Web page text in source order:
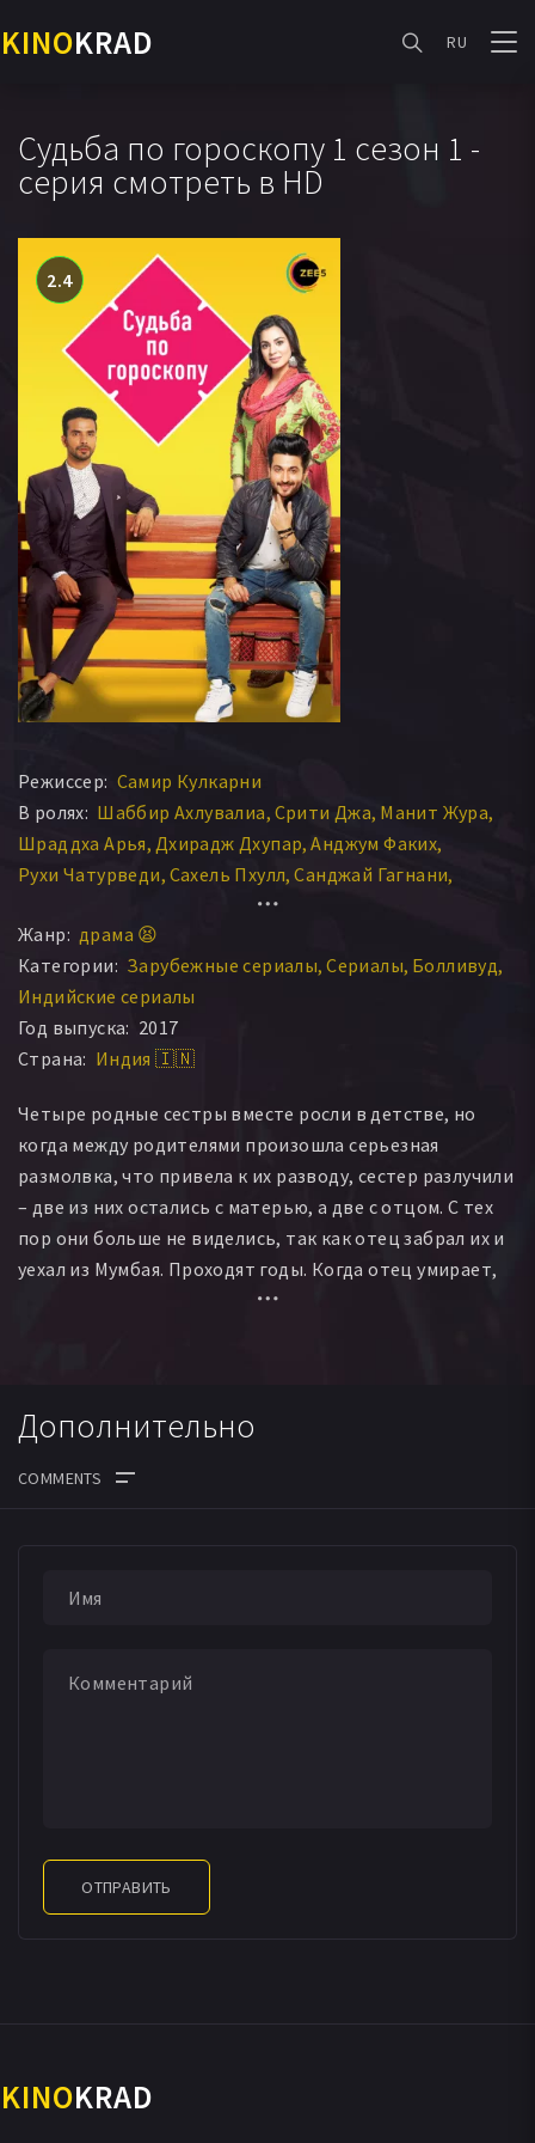
KINOKRAD RU
Судьба по гороскопу 1 сезон 1 -
серия смотреть в HD
2.4
Режиссер: Самир Кулкарни
В ролях: Шаббир Ахлувалиа Срити Джа Манит Жура
Шраддха Арья Дхирадж Дхупар Анджум Факих
Рухи Чатурведи Сахель Пхулл Санджай Гагнани
Жанр: драма 😫
Категории: Зарубежные сериалы Сериалы Болливуд
Индийские сериалы
Год выпуска: 2017
Страна: Индия 🇮🇳
Четыре родные сестры вместе росли в детстве, но
когда между родителями произошла серьезная
размолвка, что привела к их разводу, сестер разлучили
– две из них остались с матерью, а две с отцом. С тех
пор они больше не виделись, так как отец забрал их и
уехал из Мумбая. Проходят годы. Когда отец умирает,
он берет у сестер обещание, что они сделают все от
папе. Но будет ли это так просто, как они думают –
Дополнительно
ОТПРАВИТЬ
KINOKRAD